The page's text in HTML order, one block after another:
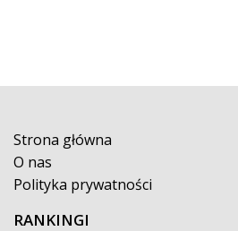
Strona główna
O nas
Polityka prywatności
RANKINGI